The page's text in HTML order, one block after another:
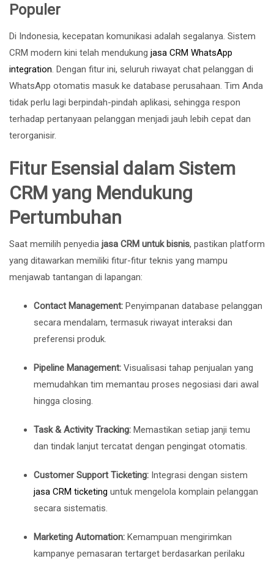
Populer
Di Indonesia, kecepatan komunikasi adalah segalanya. Sistem
CRM modern kini telah mendukung jasa CRM WhatsApp
integration. Dengan fitur ini, seluruh riwayat chat pelanggan di
WhatsApp otomatis masuk ke database perusahaan. Tim Anda
tidak perlu lagi berpindah-pindah aplikasi, sehingga respon
terhadap pertanyaan pelanggan menjadi jauh lebih cepat dan
terorganisir.
Fitur Esensial dalam Sistem
CRM yang Mendukung
Pertumbuhan
Saat memilih penyedia jasa CRM untuk bisnis, pastikan platform
yang ditawarkan memiliki fitur-fitur teknis yang mampu
menjawab tantangan di lapangan:
Contact Management: Penyimpanan database pelanggan
secara mendalam, termasuk riwayat interaksi dan
preferensi produk.
Pipeline Management: Visualisasi tahap penjualan yang
memudahkan tim memantau proses negosiasi dari awal
hingga closing.
Task & Activity Tracking: Memastikan setiap janji temu
dan tindak lanjut tercatat dengan pengingat otomatis.
Customer Support Ticketing: Integrasi dengan sistem
jasa CRM ticketing untuk mengelola komplain pelanggan
secara sistematis.
Marketing Automation: Kemampuan mengirimkan
kampanye pemasaran tertarget berdasarkan perilaku